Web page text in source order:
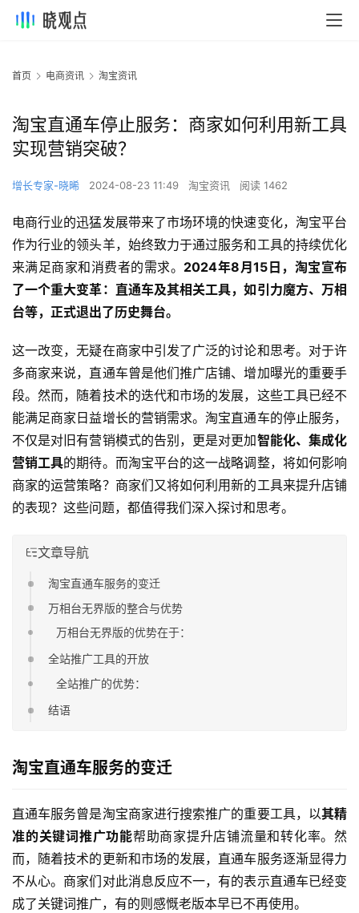
首页 电商资讯 淘宝资讯
淘宝直通车停止服务：商家如何利用新工具
实现营销突破？
增长专家-晓晞 2024-08-23 11:49 淘宝资讯 阅读 1462
电商行业的迅猛发展带来了市场环境的快速变化，淘宝平台
作为行业的领头羊，始终致力于通过服务和工具的持续优化
来满足商家和消费者的需求。 2024年8月15日，淘宝宣布
了一个重大变革：直通车及其相关工具，如引力魔方、万相
台等，正式退出了历史舞台。
这一改变，无疑在商家中引发了广泛的讨论和思考。对于许
多商家来说，直通车曾是他们推广店铺、增加曝光的重要手
段。然而，随着技术的迭代和市场的发展，这些工具已经不
能满足商家日益增长的营销需求。淘宝直通车的停止服务，
不仅是对旧有营销模式的告别，更是对更加智能化、集成化
营销工具的期待。而淘宝平台的这一战略调整，将如何影响
商家的运营策略？商家们又将如何利用新的工具来提升店铺
的表现？这些问题，都值得我们深入探讨和思考。
文章导航
淘宝直通车服务的变迁
万相台无界版的整合与优势
万相台无界版的优势在于：
全站推广工具的开放
全站推广的优势：
结语
淘宝直通车服务的变迁
直通车服务曾是淘宝商家进行搜索推广的重要工具，以其精
准的关键词推广功能帮助商家提升店铺流量和转化率。然
而，随着技术的更新和市场的发展，直通车服务逐渐显得力
不从心。商家们对此消息反应不一，有的表示直通车已经变
成了关键词推广，有的则感慨老版本早已不再使用。